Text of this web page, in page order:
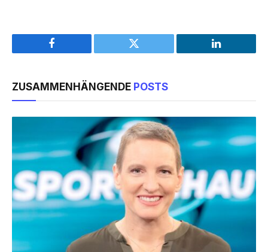
Facebook Twitter LinkedIn
ZUSAMMENHÄNGENDE POSTS